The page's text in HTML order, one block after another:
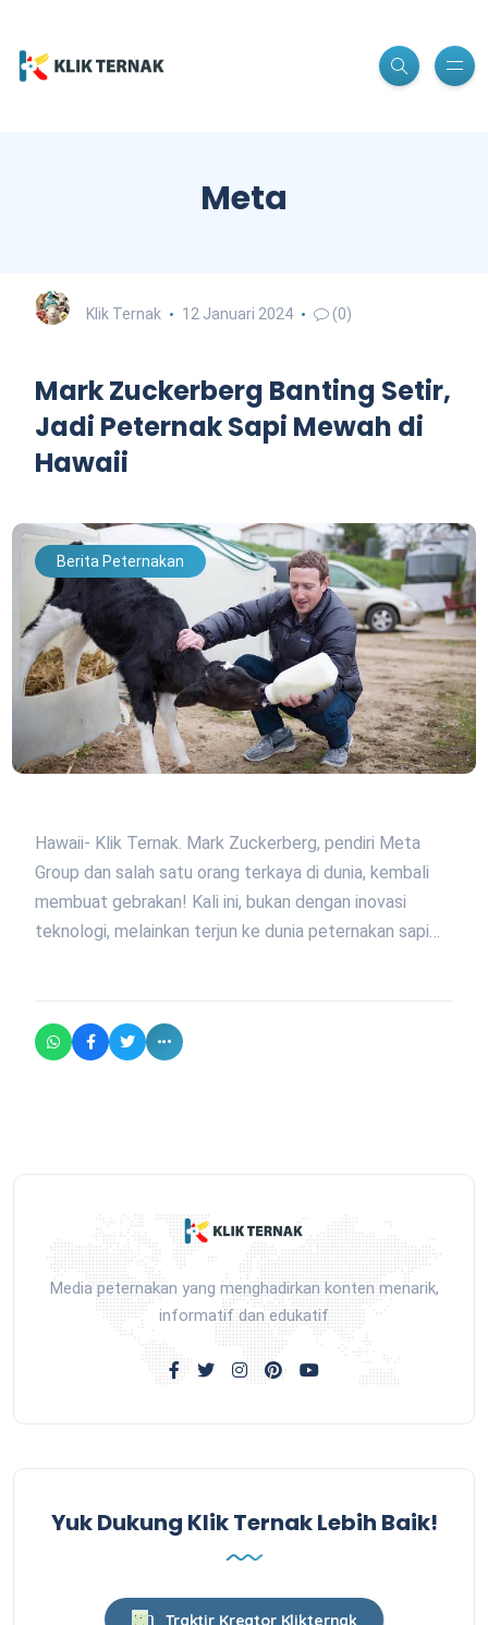
Meta
Klik Ternak 12 Januari 2024 (0)
Mark Zuckerberg Banting Setir,
Jadi Peternak Sapi Mewah di
Hawaii
Berita Peternakan
Hawaii- Klik Ternak. Mark Zuckerberg, pendiri Meta
Group dan salah satu orang terkaya di dunia, kembali
membuat gebrakan! Kali ini, bukan dengan inovasi
teknologi, melainkan terjun ke dunia peternakan sapi…
Media peternakan yang menghadirkan konten menarik,
informatif dan edukatif
Yuk Dukung Klik Ternak Lebih Baik!
Traktir Kreator Klikternak